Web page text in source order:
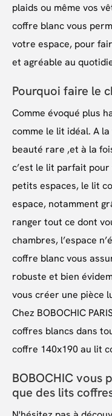
plaids ou même vos
coffre blanc vous
votre espace, pour
et agréable au
Pourquoi faire le
Comme évoqué plus
comme le lit idéal. A la
beauté rare ,et à la
c’est le lit parfait
petits espaces, le lit
espace, notamment
ranger tout ce dont
chambres, l’espace
coffre blanc vous
robuste et bien
vous créer une pièce
Chez BOBOCHIC
coffres blancs dans
coffre 140x190 au lit
BOBOCHIC vous
que des lits